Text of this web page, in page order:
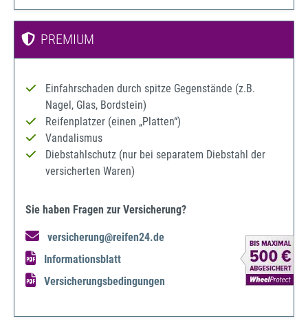
PREMIUM
Einfahrschaden durch spitze Gegenstände (z.B.
Nagel, Glas, Bordstein)
Reifenplatzer (einen „Platten“)
Vandalismus
Diebstahlschutz (nur bei separatem Diebstahl der
versicherten Waren)
Sie haben Fragen zur Versicherung?
versicherung@reifen24.de
Informationsblatt
Versicherungsbedingungen